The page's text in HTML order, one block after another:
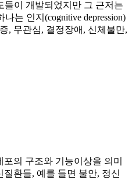
들이 개발되었지만 그 근저는
는 인지(cognitive depression)
, 무관심, 결정장애, 신체불만,
의 구조와 기능이상을 의미
환들, 예를 들면 불안, 정신